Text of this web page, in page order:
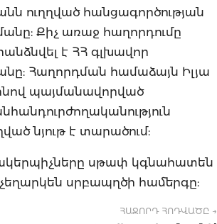
ուղղված հանցագործության
Քիչ առաջ հաղորդումը
է ՀՀ գլխավոր
Հաղորդման համաձայն Իլյա
պայմանավորված
նյութ է տարածում:
սթափ կգնահատեն
սրբապղծի համերգը:
ՀԱՋՈՐԴ ՀՈԴՎԱԾԸ →